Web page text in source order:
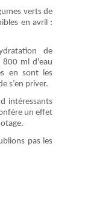
verts de
en avril :
de
800 ml d'eau
en sont les
s’en priver.
intéressants
un effet
pas les